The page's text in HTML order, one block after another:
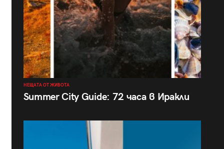
НЕЩАТА ОТ ЖИВОТА
Summer City Guide: 72 часа в Иракли